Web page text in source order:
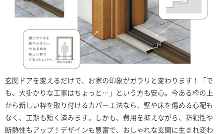
玄関ドアを変えるだけで、お家の印象がガラリと変わります！「で
も、大掛かりな工事はちょっと…」という方も安心。今ある枠の上
から新しい枠を取り付けるカバー工法なら、壁や床を傷める心配も
なく、工期も短く済みます。しかも、費用を抑えながら、防犯性や
断熱性もアップ！デザインも豊富で、おしゃれな玄関に生まれ変わ